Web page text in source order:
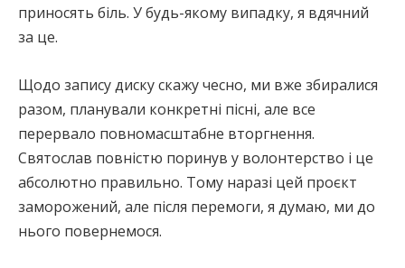
приносять біль. У будь-якому випадку, я вдячний
за це.
Щодо запису диску скажу чесно, ми вже збиралися
разом, планували конкретні пісні, але все
перервало повномасштабне вторгнення.
Святослав повністю поринув у волонтерство і це
абсолютно правильно. Тому наразі цей проєкт
заморожений, але після перемоги, я думаю, ми до
нього повернемося.